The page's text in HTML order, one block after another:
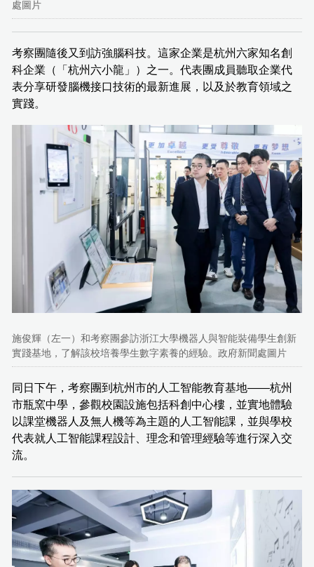
處圖片
考察團隨後又到訪強腦科技。這家企業是杭州六家知名創
科企業（「杭州六小龍」）之一。代表團成員聽取企業代
表分享研發腦機接口技術的最新進展，以及於教育領域之
實踐。
施俊輝（左一）和考察團參訪浙江大學機器人與智能裝備學生創新
實踐基地，了解該校培養學生數字素養的經驗。政府新聞處圖片
同日下午，考察團到杭州市的人工智能教育基地——杭州
市瓶窯中學，參觀校園設施包括科創中心樓，並實地體驗
以課堂機器人及無人機等為主題的人工智能課，並與學校
代表就人工智能課程設計、理念和管理經驗等進行深入交
流。